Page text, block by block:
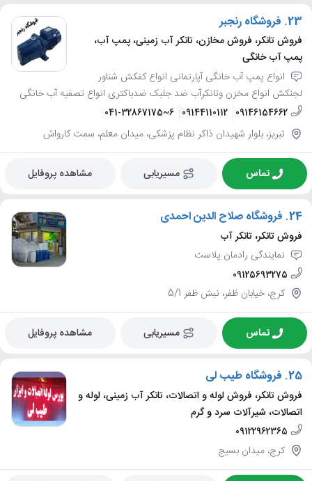
23. فروشگاه رنجبر
فروش تانکر، فروش مخازن، تانکر آب زمینی، پمپ آب،
پمپ آب خانگی
انواع پمپ آب خانگی آپارتمانی انواع کفکش شناور
لجنکش انواع مخزن وتانکرآب ضد جلبک ضدباکتری انواع تصفیه آب خانگی
09146154662
09144110112
041-32867175~6
تبریز، بلوار شهیدان ذاکر نظام پزشکی، میدان معلم، سمت کارواش
تماس مسیریابی مشاهده پروفایل
24. فروشگاه صلاح الدین احمدی
فروش تانکر، تانکر آب
نمایندگی رادمان پلاست
09125693275
کرج، خیابان ظفر، نبش ظفر 5/1
تماس مسیریابی مشاهده پروفایل
25. فروشگاه طیب لی
فروش تانکر، فروش لوله و اتصالات، تانکر آب زمینی، لوله و
اتصالات، شیرآلات سرد و گرم
09122962365
کرج، میدان بسیج